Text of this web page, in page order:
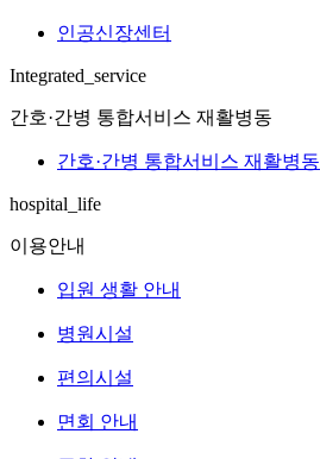
인공신장센터
Integrated_service
간호·간병 통합서비스 재활병동
간호·간병 통합서비스 재활병동
hospital_life
이용안내
입원 생활 안내
병원시설
편의시설
면회 안내